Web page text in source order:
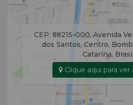
CEP: 88215-000,Avenida
dos Santos, Centro,
Catarina, Brasil
Clique aqui para ver